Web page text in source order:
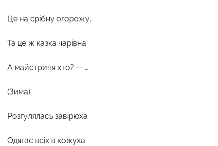
Це на срібну огорожу,
Та це ж казка чарівна
А майстриня хто? — …
(Зима)
Розгулялась завірюха
Одягає всіх в кожуха